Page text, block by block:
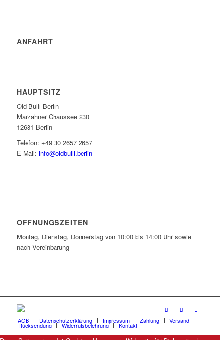
ANFAHRT
HAUPTSITZ
Old Bulli Berlin
Marzahner Chaussee 230
12681 Berlin
Telefon: +49 30 2657 2657
E-Mail: info@oldbulli.berlin
ÖFFNUNGSZEITEN
Montag, Dienstag, Donnerstag von 10:00 bis 14:00 Uhr sowie
nach Vereinbarung
AGB Datenschutzerklärung Impressum Zahlung Versand
Rücksendung Widerrufsbelehrung Kontakt